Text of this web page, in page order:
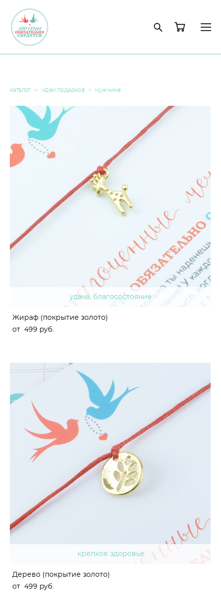
каталог > идеи подарков > мужчине
удача, благосостояние
Жираф (покрытие золото)
от 499 pуб.
крепкое здоровье
Дерево (покрытие золото)
от 499 pуб.